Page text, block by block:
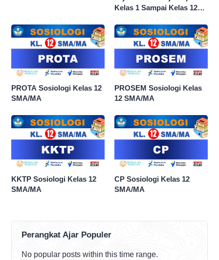
Kelas 1 Sampai Kelas 12
PROTA Sosiologi Kelas 12
SMA/MA
PROSEM Sosiologi Kelas
12 SMA/MA
KKTP Sosiologi Kelas 12
SMA/MA
CP Sosiologi Kelas 12
SMA/MA
Perangkat Ajar Populer
No popular posts within this time range.